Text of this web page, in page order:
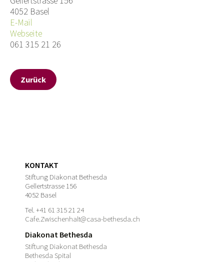
4052 Basel
E-Mail
Webseite
061 315 21 26
Zurück
KONTAKT
Stiftung Diakonat Bethesda
Gellertstrasse 156
4052 Basel
Tel. +41 61 315 21 24
Cafe.Zwischenhalt@casa-bethesda.ch
Diakonat Bethesda
Stiftung Diakonat Bethesda
Bethesda Spital